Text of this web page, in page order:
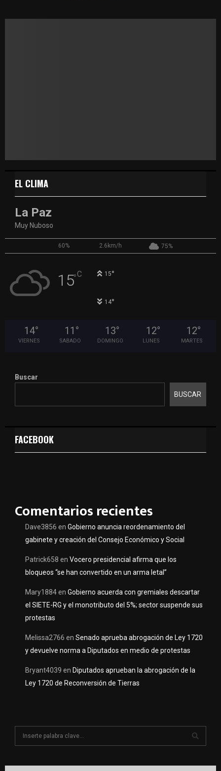
EL CLIMA
La Paz
Muy Nuboso
60% 2.6km/h 75%
15°C 15°
14°
14°
VIERNES
11 °
SABADO
13°
DOMINGO
12°
LUNES
12°
MARTES
Buscar
BUSCAR
FACEBOOK
Comentarios recientes
Dave3856 en Gobierno anuncia reordenamiento del
gabinete y creación del Consejo Económico y Social
Patrick658 en Vocero presidencial afirma que los
bloqueos “se han convertido en un arma letal”
Mary1884en Gobierno acuerda con gremiales descartar
el SIETE-RG y el monotributo del 5%; sector suspende sus
protestas
Melissa2766 en Senado aprueba abrogación de Ley 1720
y devuelve norma a Diputados en medio de protestas
Bryant4039 en Diputados aprueban la abrogación de la
Ley 1720 de Reconversión de Tierras